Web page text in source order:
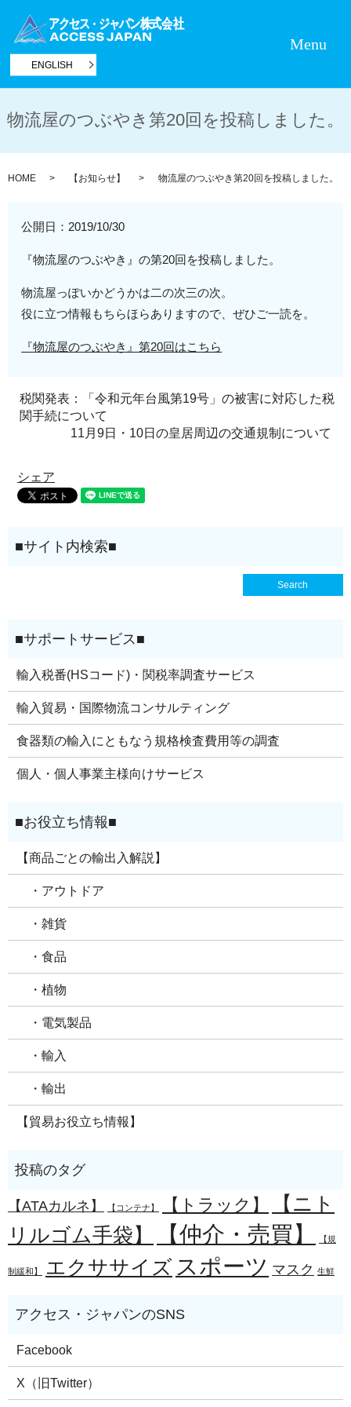
ENGLISH
Menu
物流屋のつぶやき第20回を投稿しました。
HOME 【お知らせ】 物流屋のつぶやき第20回を投稿しました。
公開日： 2019/10/30
『物流屋のつぶやき』の第20回を投稿しました。
物流屋っぽいかどうかは二の次三の次。
役に立つ情報もちらほらありますので、ぜひご一読を。
『物流屋のつぶやき』第20回はこちら
税関発表：「令和元年台風第19号」の被害に対応した税
関手続について
11月9日・10日の皇居周辺の交通規制について
シェア
輸入税番(HSコード)・関税率調査サービス
輸入貿易・国際物流コンサルティング
食器類の輸入にともなう規格検査費用等の調査
個人・個人事業主様向けサービス
【商品ごとの輸出入解説】
・アウトドア
・雑貨
・食品
・植物
・電気製品
・輸入
・輸出
【貿易お役立ち情報】
【ATAカルネ】 【コンテナ】 【トラック】
【ニト
リルゴム手袋】
【仲介・売買】 【規
制緩和】 エクササイズ スポーツ マスク 生鮮
Facebook
X（旧Twitter）